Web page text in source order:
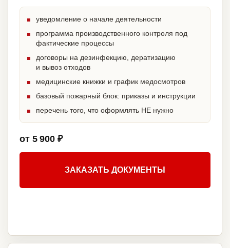
уведомление о начале деятельности
программа производственного контроля под
фактические процессы
договоры на дезинфекцию, дератизацию
и вывоз отходов
медицинские книжки и график медосмотров
базовый пожарный блок: приказы и инструкции
перечень того, что оформлять НЕ нужно
от 5 900 ₽
ЗАКАЗАТЬ ДОКУМЕНТЫ